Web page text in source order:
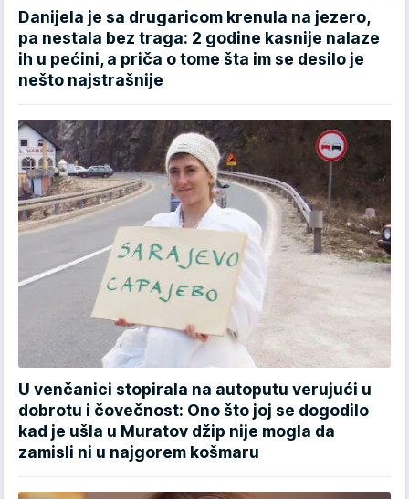
Danijela je sa drugaricom krenula na jezero,
pa nestala bez traga: 2 godine kasnije nalaze
ih u pećini, a priča o tome šta im se desilo je
nešto najstrašnije
U venčanici stopirala na autoputu verujući u
dobrotu i čovečnost: Ono što joj se dogodilo
kad je ušla u Muratov džip nije mogla da
zamisli ni u najgorem košmaru